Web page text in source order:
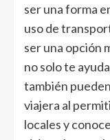
ser una forma
uso de
ser una opción
no solo te
también
viajera al
locales y